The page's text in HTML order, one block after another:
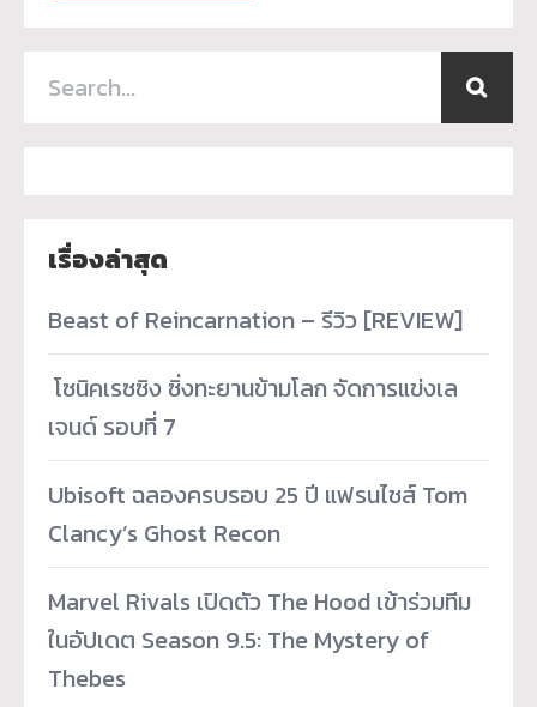
เรื่องล่าสุด
Beast of Reincarnation – รีวิว [REVIEW]
­ โซนิคเรซซิง ซิ่งทะยานข้ามโลก จัดการแข่งเล
เจนด์ รอบที่ 7
Ubisoft ฉลองครบรอบ 25 ปี แฟรนไชส์ Tom
Clancy’s Ghost Recon
Marvel Rivals เปิดตัว The Hood เข้าร่วมทีม
ในอัปเดต Season 9.5: The Mystery of
Thebes